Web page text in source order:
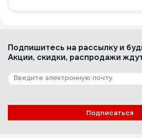
Подпишитесь на рассылкуи
Акции, скидки, распродажи
Подписаться